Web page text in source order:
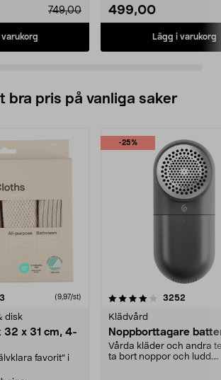
749,00
varukorg
499,00
Lägg i varukorg
bra pris på vanliga saker
(9,97/st)
disk
32 x 31 cm, 4-
favorit” i
-25%
3252
Klädvård
Noppborttagare
Vårda kläder och andra
ta bort noppor och ludd.
4.5av 5 stjärnor